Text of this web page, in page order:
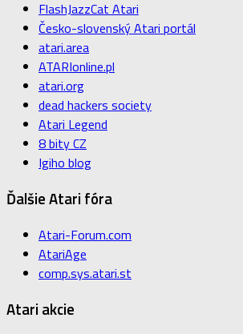
FlashJazzCat Atari
Česko-slovenský Atari portál
atari.area
ATARIonline.pl
atari.org
dead hackers society
Atari Legend
8 bity CZ
Igiho blog
Ďalšie Atari fóra
Atari-Forum.com
AtariAge
comp.sys.atari.st
Atari akcie